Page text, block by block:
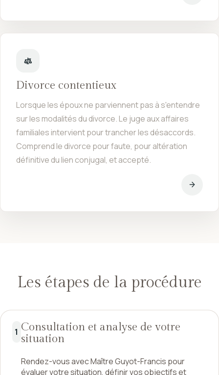
Divorce contentieux
Lorsque les époux ne parviennent pas à s'entendre
sur les modalités du divorce. Le juge aux affaires
familiales intervient pour trancher les désaccords.
Comprend le divorce pour faute, pour altération
définitive du lien conjugal, et accepté.
Les étapes de la procédure
1 Consultation et analyse de votre
situation
Rendez-vous avec Maître Guyot-Francis pour
évaluer votre situation, définir vos objectifs et